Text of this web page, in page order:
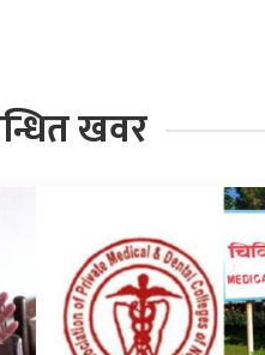
खवर